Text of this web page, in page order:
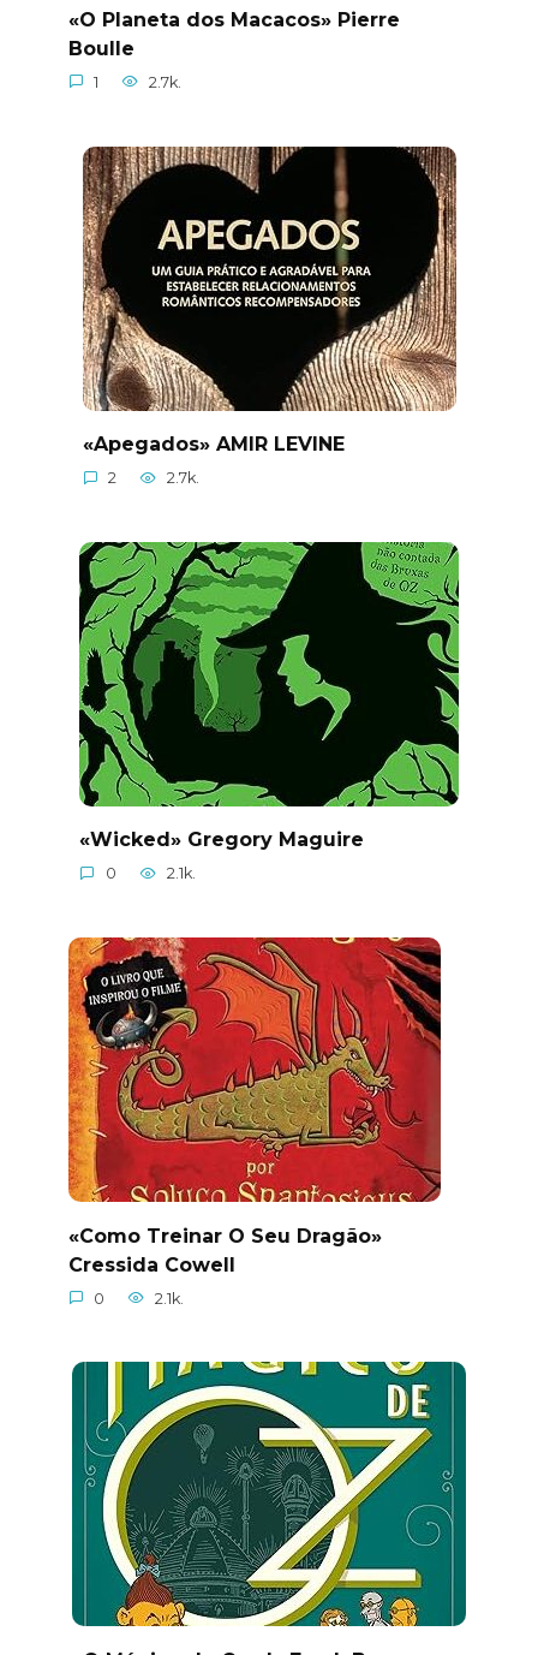
«O Planeta dos Macacos» Pierre
Boulle
1 2.7k.
«Apegados» AMIR LEVINE
2 2.7k.
«Wicked» Gregory Maguire
0 2.1k.
«Como Treinar O Seu Dragão»
Cressida Cowell
0 2.1k.